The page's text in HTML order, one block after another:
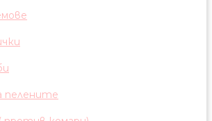
пелените